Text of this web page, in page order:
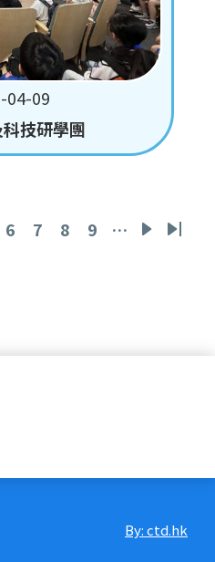
04-09
技研學團
頁
6
頁
7
頁
8
頁
9 …
Last
By: ctd.hk